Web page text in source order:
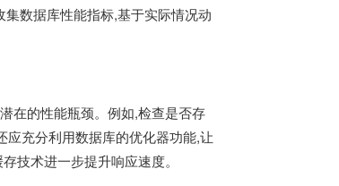
数据库性能指标,基于实际情况动
在的性能瓶颈。例如,检查是否存
充分利用数据库的优化器功能,让
技术进一步提升响应速度。